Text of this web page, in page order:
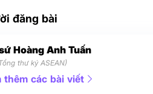
đăng bài
Hoàng Anh Tuấn
thư ký ASEAN)
thêm các bài viết